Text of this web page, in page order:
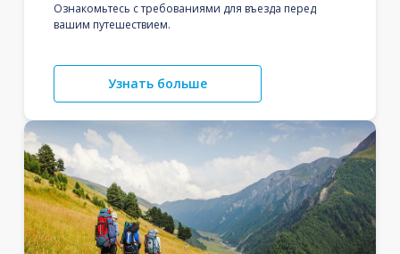
Ознакомьтесь с требованиями для въезда перед
вашим путешествием.
Узнать больше